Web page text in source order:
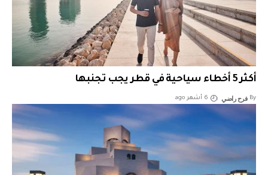
أكثر 5 أخطاء سياحية في قطر يجب تجنبها
By فرح راضي 6 أشهر ago